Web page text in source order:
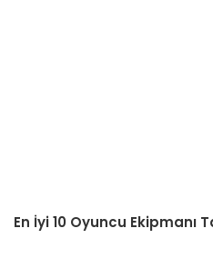
En İyi 10 Oyuncu Ekipmanı